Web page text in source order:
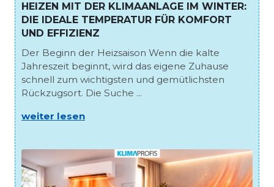
HEIZEN MIT DER KLIMAANLAGE IM WINTER:
DIE IDEALE TEMPERATUR FÜR KOMFORT
UND EFFIZIENZ
Der Beginn der Heizsaison Wenn die kalte
Jahreszeit beginnt, wird das eigene Zuhause
schnell zum wichtigsten und gemütlichsten
Rückzugsort. Die Suche ...
weiter lesen